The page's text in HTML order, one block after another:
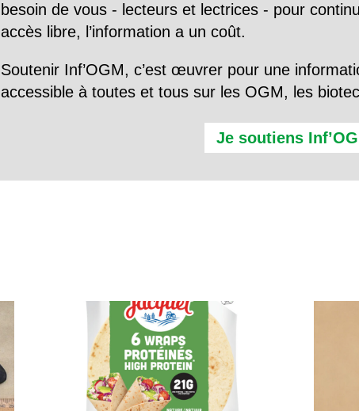
besoin de vous - lecteurs et lectrices - pour
accès libre, l’information a un coût.
Soutenir Inf’OGM, c’est œuvrer pour une
accessible à toutes et tous sur les OGM, les
Je soutiens